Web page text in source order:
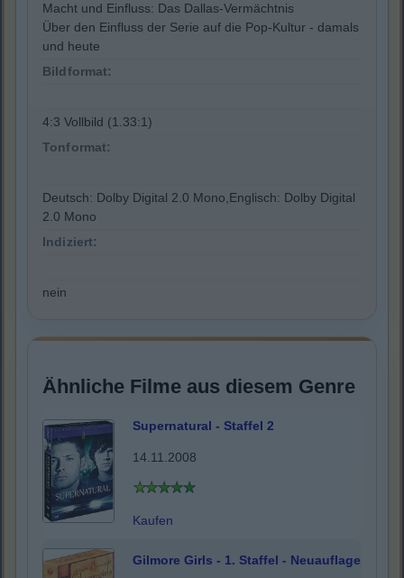
Macht und Einfluss: Das Dallas-Vermächtnis
Über den Einfluss der Serie auf die Pop-Kultur - damals
und heute
Bildformat:
4:3 Vollbild (1.33:1)
Tonformat:
Deutsch: Dolby Digital 2.0 Mono,Englisch: Dolby Digital
2.0 Mono
Indiziert:
nein
Ähnliche Filme aus diesem Genre
Supernatural - Staffel 2
14.11.2008
Kaufen
Gilmore Girls - 1. Staffel - Neuauflage